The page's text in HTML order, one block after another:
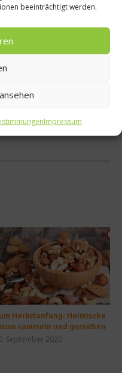
beeinträchtigt werden.
Impressum
es
–
l
Herbstanfang: Heimische
sammeln und genießen
September 2020